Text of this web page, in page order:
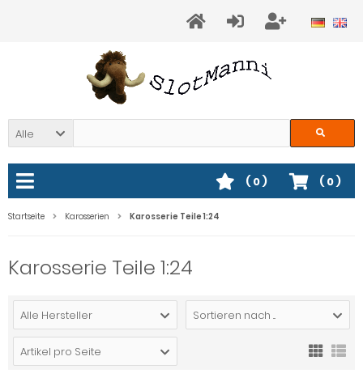
Alle
( 0)
( 0)
Startseite Karosserien Karosserie Teile 1:24
Karosserie Teile 1:24
Alle Hersteller Sortieren nach ...
Artikel pro Seite